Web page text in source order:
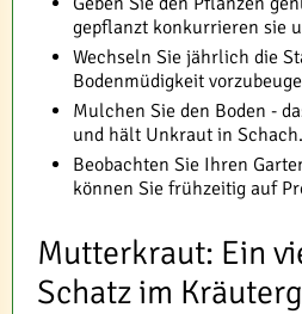
gepflanzt konkurrieren sie
Wechseln Sie jährlich die
Bodenmüdigkeit
Mulchen Sie den Boden -
und hält Unkraut in Schach.
Beobachten Sie Ihren
können Sie frühzeitig auf
Mutterkraut: Ein
Schatz im